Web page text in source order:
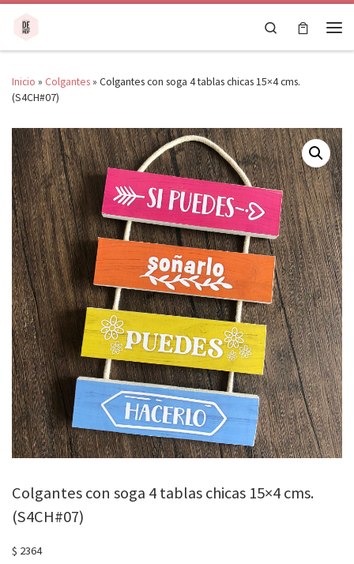
Saltar al contenido
Search
Inicio » Colgantes» Colgantes con soga 4 tablas chicas 15×4 cms.
(S4CH#07)
Colgantes con soga 4 tablas chicas 15×4 cms.
(S4CH#07)
$ 2364